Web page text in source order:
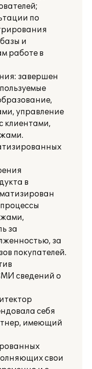
по
и
работе в
завершен
управление
клиентами,
в
за
за
покупателей.
сведений о
себя
имеющий
свои